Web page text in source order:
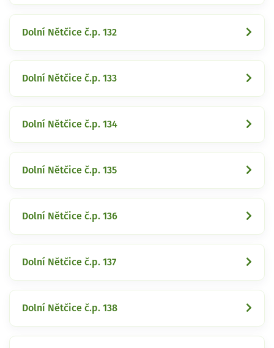
Dolní Nětčice č.p. 132
Dolní Nětčice č.p. 133
Dolní Nětčice č.p. 134
Dolní Nětčice č.p. 135
Dolní Nětčice č.p. 136
Dolní Nětčice č.p. 137
Dolní Nětčice č.p. 138